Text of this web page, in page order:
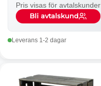
Pris visas för avtalskunder
Bli avtalskund
Leverans 1-2 dagar